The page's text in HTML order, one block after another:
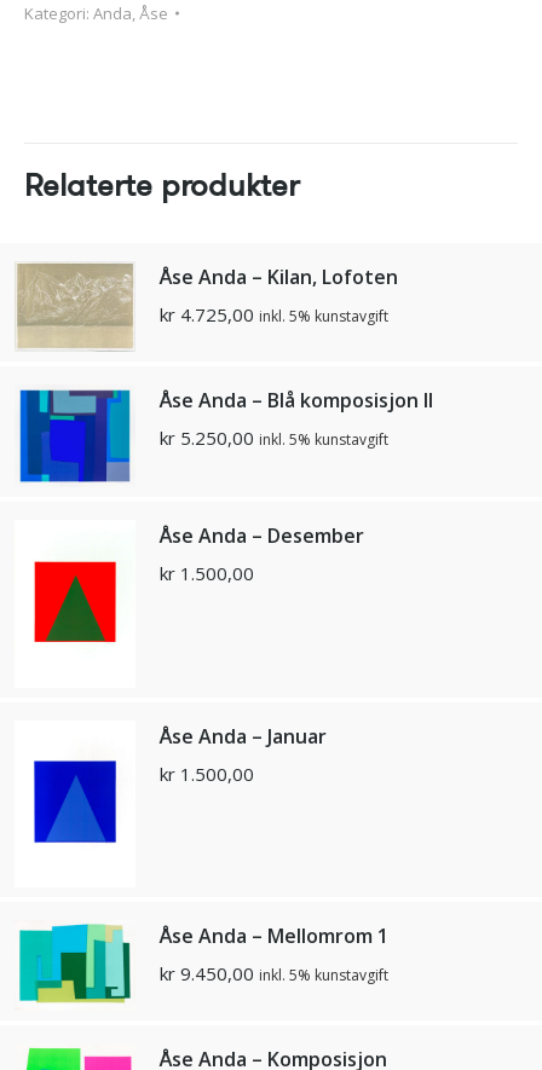
Kategori: Anda, Åse
Relaterte produkter
Åse Anda – Kilan, Lofoten
kr 4.725,00 inkl. 5% kunstavgift
Åse Anda – Blå komposisjon II
kr 5.250,00 inkl. 5% kunstavgift
Åse Anda – Desember
kr 1.500,00
Åse Anda – Januar
kr 1.500,00
Åse Anda – Mellomrom 1
kr 9.450,00 inkl. 5% kunstavgift
Åse Anda – Komposisjon